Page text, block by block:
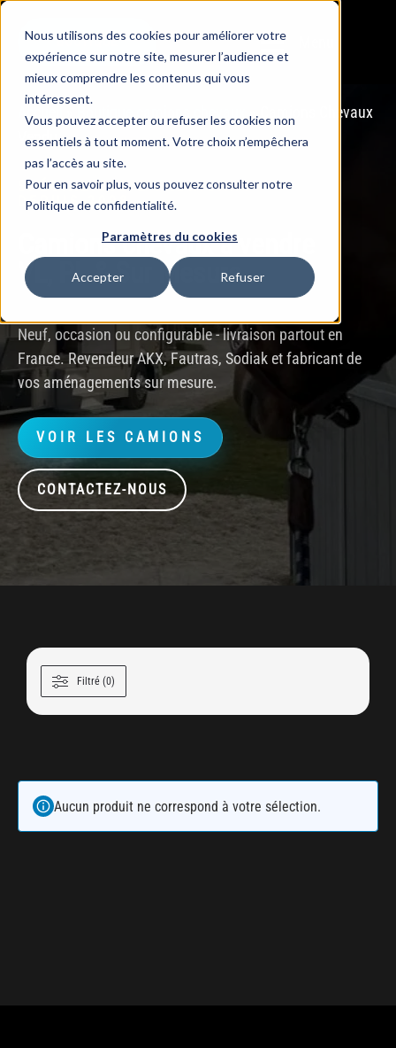
Nous utilisons des cookies pour améliorer votre
expérience sur notre site, mesurer l’audience et
mieux comprendre les contenus qui vous
intéressent.
Vous pouvez accepter ou refuser les cookies non
essentiels à tout moment. Votre choix n’empêchera
pas l’accès au site.
Pour en savoir plus, vous pouvez consulter notre
Politique de confidentialité.
Paramètres du cookies
Accepter Refuser
BOUTIQUE
Accueil Boutique camions chevaux » Camions Chevaux
Vendu
SPÉCIALISTE & FABRICANT
DEPUIS 2008
Camions chevaux à vendre
VL, PL & Sur Mesure
Neuf, occasion ou configurable - livraison partout en
France. Revendeur AKX, Fautras, Sodiak et fabricant de
vos aménagements sur mesure.
VOIR LES CAMIONS
CONTACTEZ-NOUS
Filtré (0)
Aucun produit ne correspond à votre sélection.